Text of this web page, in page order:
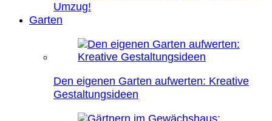
Umzug!
Garten
Den eigenen Garten aufwerten: Kreative
Gestaltungsideen